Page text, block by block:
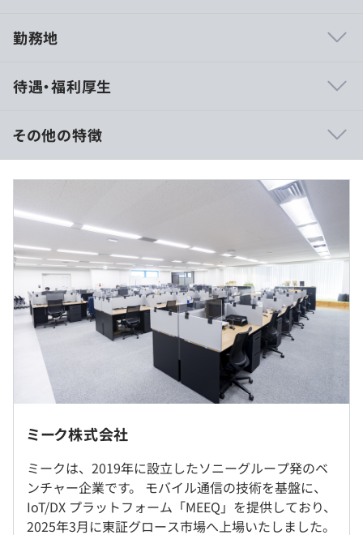
少数精鋭の組織で、新卒でも事業の中核に関わるチャンス
社会インフラに近い領域での開発経験を積むことができま
す。
■主体性を評価する文化・制度設計
役職・年次問わずご自身の意見が届きやすい風通しの良さ
があります。表彰制度もあり、積極的に挑戦を推奨する文
化があります。
■働き方の自由度が高い
高いテレワーク率×フレックスタイム制で、自分に合った
働き方が可能です。Slackなどのツールでコミュニケーシ
ョンも円滑に取れるため、リモートでも孤独感が少ないの
が特徴です。
モバイル通信の技術を基盤にさまざまな価値を提供してい
ます。
■NoCode IoT／DX Platform『MEEQ』
手軽にIoT、DXを実現することができるIoT事業者向けサ
勤務地
リモート率90％超／転勤なし
＜雇入時＞
東京本社、および自宅
＜変更範囲＞
会社の定める場所（テレワークをおこなう場所を含む）
待遇・福利厚生
（※想定年収は年収提示額を保証するものではありません）
9：00〜17：30
■フレックスタイム制
・コアタイム｜9：30～15：30
・実働時間｜7時間45分
※通信サービス提供チームとして24時間365日の対応が求
められるため、夜間休日の障害対応が必要な場合がありま
※専門業務型裁量労働制での採用の場合：1日あたりのみ
せん。
休憩時間：45分
平均残業時間：平均30時間／月
その他の特徴
ミーク株式会社
ミークは、2019年に設立したソニーグループ発のベ
ンチャー企業です。 モバイル通信の技術を基盤に、
IoT/DX プラットフォーム「MEEQ」を提供しており、
2025年3月に東証グロース市場へ上場いたしました。